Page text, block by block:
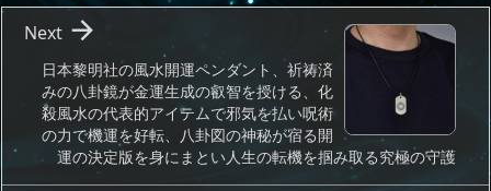
日本黎明社の風水開運ペンダント、祈祷済
みの八卦鏡が金運生成の叡智を授ける、化
殺風水の代表的アイテムで邪気を払い呪術
の力で機運を好転、八卦図の神秘が宿る開
運の決定版を身にまとい人生の転機を掴み取る究極の守護

Next